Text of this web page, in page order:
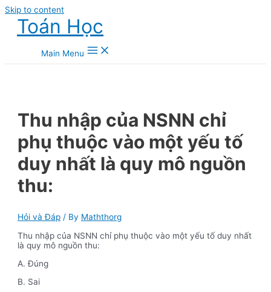
Skip to content
Toán Học
Main Menu
Thu nhập của NSNN chỉ
phụ thuộc vào một yếu tố
duy nhất là quy mô nguồn
thu:
Hỏi và Đáp / By Maththorg
Thu nhập của NSNN chỉ phụ thuộc vào một yếu tố duy nhất
là quy mô nguồn thu:
A. Đúng
B. Sai